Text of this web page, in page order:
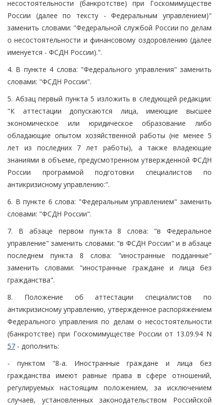
несостоятельности (банкротстве) при Госкомимуществе
России (далее по тексту - Федеральным управлением)"
заменить словами: "Федеральной службой России по делам
о несостоятельности и финансовому оздоровлению (далее
именуется - ФСДН России).".
4. В пункте 4 слова: "Федерального управления" заменить
словами: "ФСДН России".
5. Абзац первый пункта 5 изложить в следующей редакции:
"К аттестации допускаются лица, имеющие высшее
экономическое или юридическое образование либо
обладающие опытом хозяйственной работы (не менее 5
лет из последних 7 лет работы), а также владеющие
знаниями в объеме, предусмотренном утвержденной ФСДН
России программой подготовки специалистов по
антикризисному управлению:".
6. В пункте 6 слова: "Федеральным управлением" заменить
словами: "ФСДН России".
7. В абзаце первом пункта 8 слова: "в Федеральное
управление" заменить словами: "в ФСДН России" и в абзаце
последнем пункта 8 слова: "иностранные подданные"
заменить словами: "иностранные граждане и лица без
гражданства".
8. Положение об аттестации специалистов по
антикризисному управлению, утвержденное распоряжением
Федерального управления по делам о несостоятельности
(банкротстве) при Госкомимуществе России от 13.09.94 N
57 - дополнить:
- пунктом "8-а. Иностранные граждане и лица без
гражданства имеют равные права в сфере отношений,
регулируемых настоящим положением, за исключением
случаев, установленных законодательством Российской